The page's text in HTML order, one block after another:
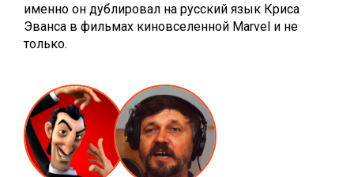
именно он дублировал на русский язык Криса
Эванса в фильмах киновселенной Marvel и не
только.